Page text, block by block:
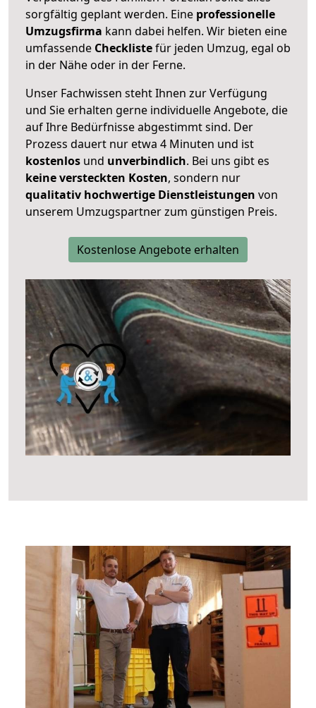
sorgfältig geplant werden. Eine professionelle
Umzugsfirma kann dabei helfen. Wir bieten eine
umfassende Checklistefür jeden Umzug, egal ob
in der Nähe oder in der Ferne.
Unser Fachwissen steht Ihnen zur Verfügung
und Sie erhalten gerne individuelle Angebote, die
auf Ihre Bedürfnisse abgestimmt sind. Der
Prozess dauert nur etwa 4 Minuten und ist
kostenlos und unverbindlich. Bei uns gibt es
keine versteckten Kosten, sondern nur
qualitativ hochwertige Dienstleistungen von
unserem Umzugspartner zum günstigen Preis.
Kostenlose Angebote erhalten